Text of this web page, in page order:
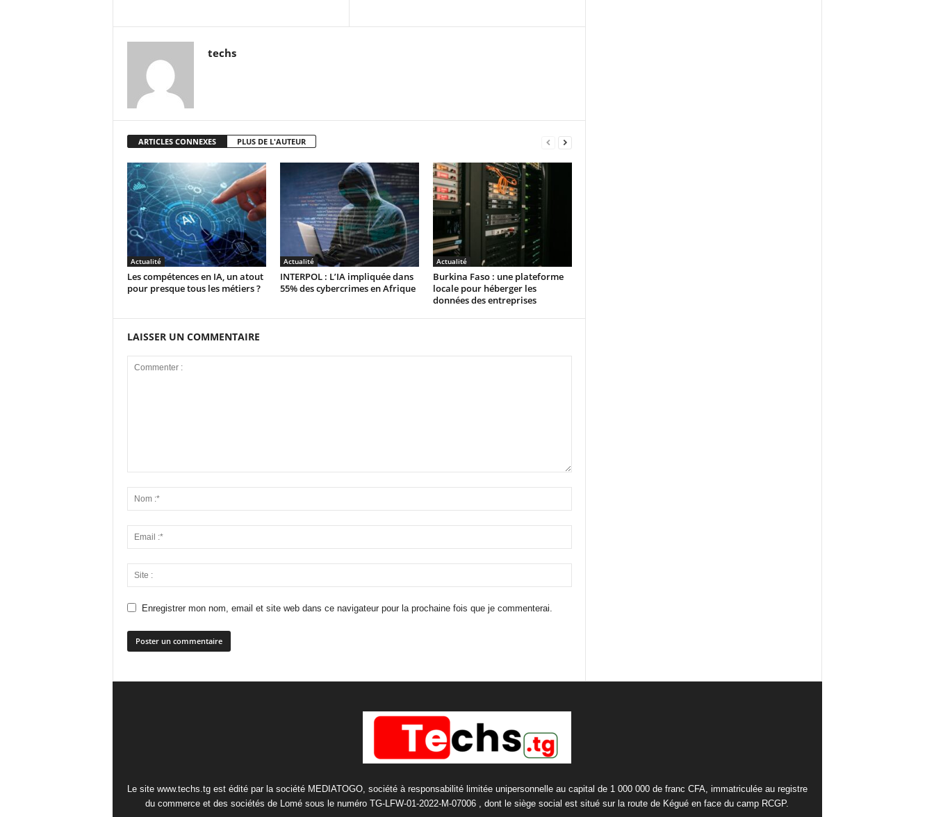
techs
ARTICLES CONNEXES PLUS DE L'AUTEUR
Actualité
Les compétences en IA, un atout
pour presque tous les métiers ?
Actualité
INTERPOL : L’IA impliquée dans
55% des cybercrimes en Afrique
Actualité
Burkina Faso : une plateforme
locale pour héberger les
données des entreprises
LAISSER UN COMMENTAIRE
Enregistrer mon nom, email et site web dans ce navigateur pour la prochaine fois que je commenterai.
Le site www.techs.tg est édité par la société MEDIATOGO, société à responsabilité limitée unipersonnelle au capital de 1 000 000 de franc CFA, immatriculée au registre
du commerce et des sociétés de Lomé sous le numéro TG-LFW-01-2022-M-07006 , dont le siège social est situé sur la route de Kégué en face du camp RCGP.